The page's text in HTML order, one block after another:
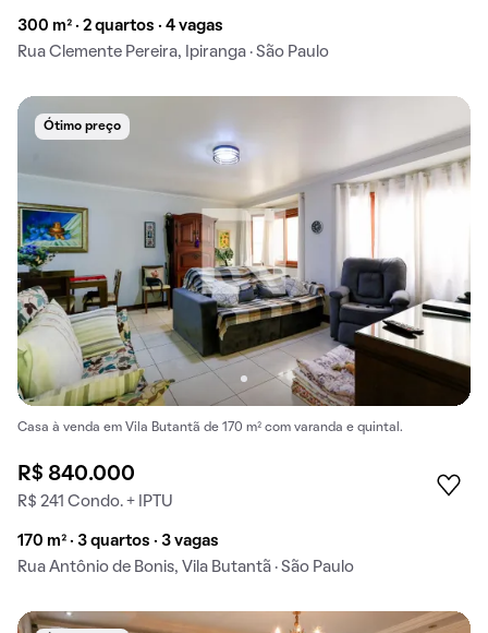
300 m² · 2 quartos · 4 vagas
Rua Clemente Pereira, Ipiranga · São Paulo
Ótimo preço
Casa à venda em Vila Butantã de 170 m² com varanda e quintal.
R$ 840.000
R$ 241 Condo. + IPTU
170 m² · 3 quartos · 3 vagas
Rua Antônio de Bonis, Vila Butantã · São Paulo